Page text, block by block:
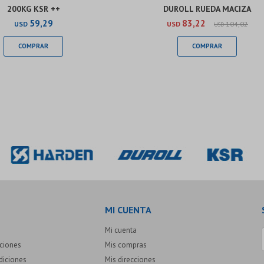
200KG KSR ++
USD 59,29
DUROLL RUEDA MACIZA
USD 83,22 USD 104,02
MI CUENTA
Mi cuenta
Mis compras
Mis direcciones